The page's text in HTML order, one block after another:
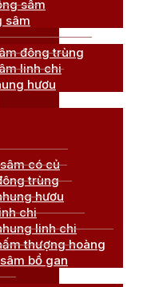
sâm
sâm
đông trùng
linh chi
hươu
có củ
trùng
hươu
chi
linh chi
thượng hoàng
bổ gan